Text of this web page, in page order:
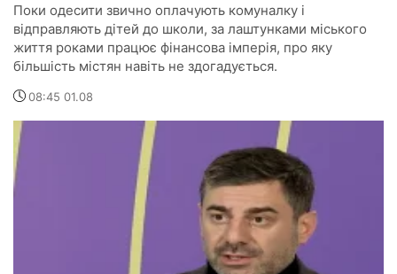
Поки одесити звично оплачують комуналку і
відправляють дітей до школи, за лаштунками міського
життя роками працює фінансова імперія, про яку
більшість містян навіть не здогадується.
08:45 01.08